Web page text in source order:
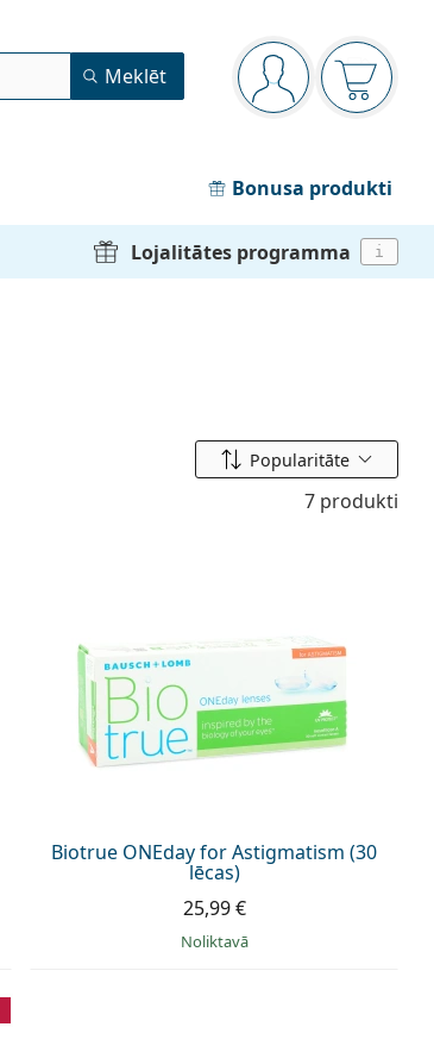
Navigācijas izvēlne
Jūs esat pieteicies
Meklēt
Bonusa produkti
Lojalitātes programma i
Kārtot pēc
Popularitāte
7 produkti
Biotrue ONEday for Astigmatism (30
lēcas)
25,99 €
Noliktavā